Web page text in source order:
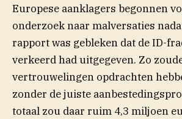
Europese aanklagers begonnen
onderzoek naar malversaties
rapport was gebleken dat de ID-
verkeerd had uitgegeven. Zo
vertrouwelingen opdrachten
zonder de juiste
totaal zou daar ruim 4,3 miljoen